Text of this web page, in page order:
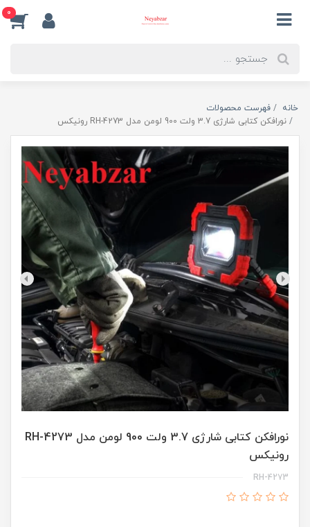
0
خانه
فهرست محصولات
نورافکن کتابی شارژی 3.7 ولت 900 لومن مدل RH-4273 رونیکس
نورافکن کتابی شارژی 3.7 ولت 900 لومن مدل RH-4273
رونیکس
RH-4273